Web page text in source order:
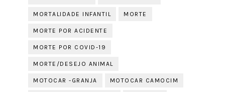
MORTALIDADE INFANTIL MORTE
MORTE POR ACIDENTE
MORTE POR COVID-19
MORTE/DESEJO ANIMAL
MOTOCAR -GRANJA MOTOCAR CAMOCIM